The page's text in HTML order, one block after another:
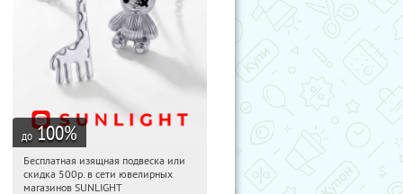
до 100%
13:19:03 Получили:
Россия
Бесплатная изящная подвеска или
скидка 500р. в сети ювелирных
магазинов SUNLIGHT